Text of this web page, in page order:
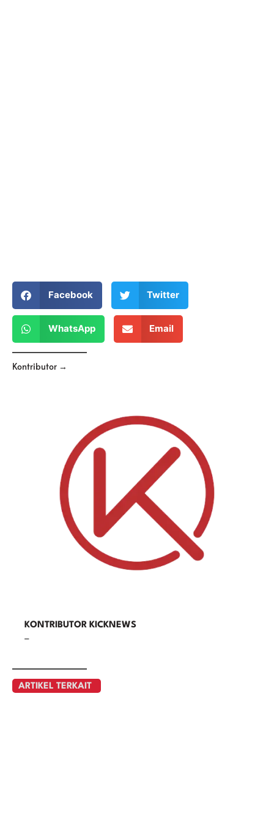
Facebook Twitter
WhatsApp Email
Kontributor →
KONTRIBUTOR KICKNEWS
–
ARTIKEL TERKAIT